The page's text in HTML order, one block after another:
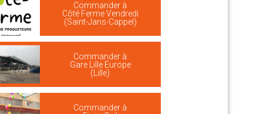
Commander à
Côté Ferme Vendredi
(Saint-Jans-Cappel)
Commander à
Gare Lille Europe
(Lille)
Commander à